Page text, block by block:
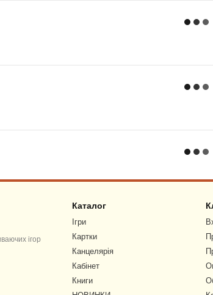
ігор
Каталог
Ігри
Картки
Канцелярія
Кабінет
Книги